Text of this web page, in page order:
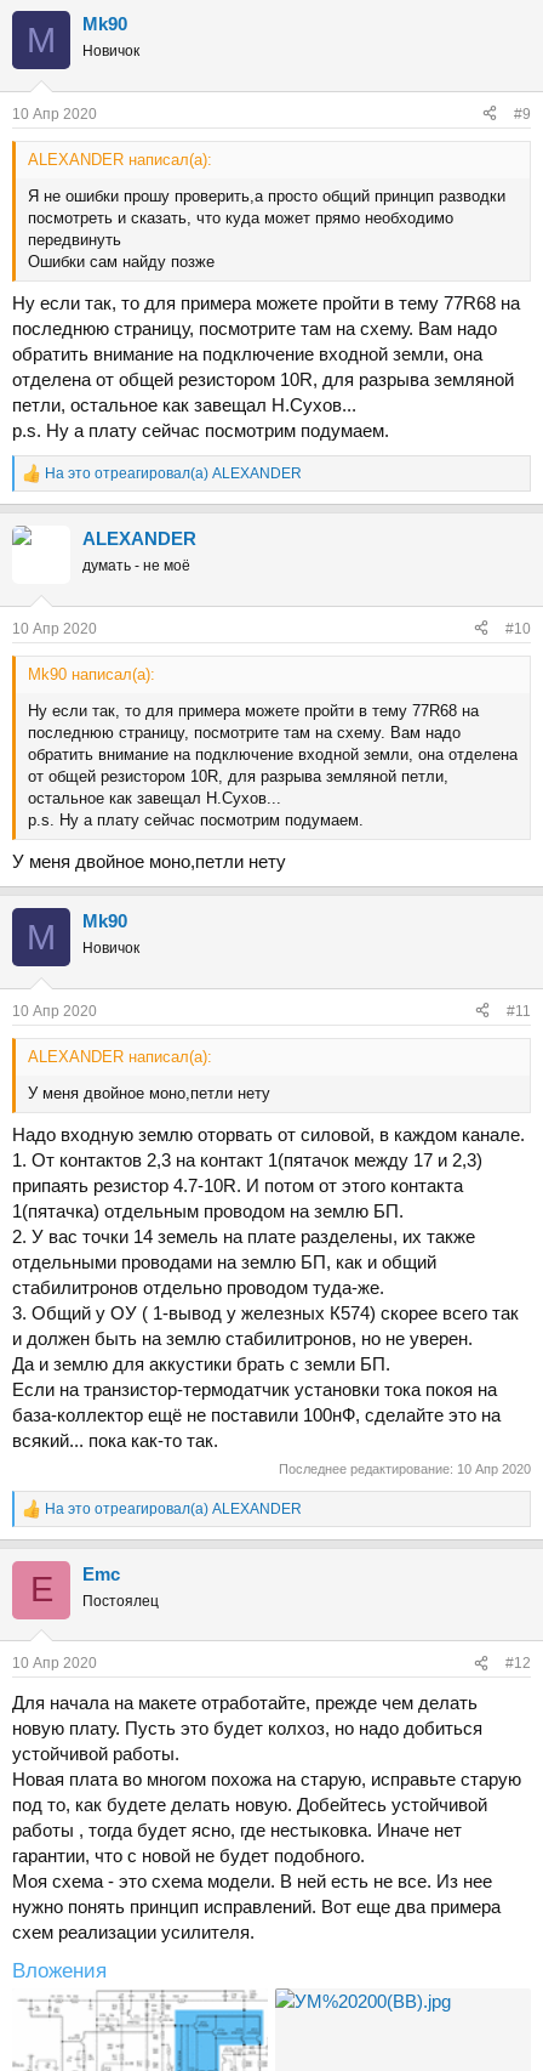
M Mk90
Новичок
10 Апр 2020 #9
ALEXANDER написал(а):
Я не ошибки прошу проверить,а просто общий принцип разводки
посмотреть и сказать, что куда может прямо необходимо
передвинуть
Ошибки сам найду позже
Ну если так, то для примера можете пройти в тему 77R68 на
последнюю страницу, посмотрите там на схему. Вам надо
обратить внимание на подключение входной земли, она
отделена от общей резистором 10R, для разрыва земляной
петли, остальное как завещал Н.Сухов...
p.s. Ну а плату сейчас посмотрим подумаем.
Р
е
к
На это отреагировал(а) ALEXANDER
ALEXANDER
думать - не моё
10 Апр 2020 #10
Mk90 написал(а):
Ну если так, то для примера можете пройти в тему 77R68 на
последнюю страницу, посмотрите там на схему. Вам надо
обратить внимание на подключение входной земли, она отделена
от общей резистором 10R, для разрыва земляной петли,
остальное как завещал Н.Сухов...
p.s. Ну а плату сейчас посмотрим подумаем.
У меня двойное моно,петли нету
M Mk90
Новичок
10 Апр 2020 #11
ALEXANDER написал(а):
У меня двойное моно,петли нету
Надо входную землю оторвать от силовой, в каждом канале.
1. От контактов 2,3 на контакт 1(пятачок между 17 и 2,3)
припаять резистор 4.7-10R. И потом от этого контакта
1(пятачка) отдельным проводом на землю БП.
2. У вас точки 14 земель на плате разделены, их также
отдельными проводами на землю БП, как и общий
стабилитронов отдельно проводом туда-же.
3. Общий у ОУ ( 1-вывод у железных К574) скорее всего так
и должен быть на землю стабилитронов, но не уверен.
Да и землю для аккустики брать с земли БП.
Если на транзистор-термодатчик установки тока покоя на
база-коллектор ещё не поставили 100нФ, сделайте это на
всякий... пока как-то так.
Последнее редактирование: 10 Апр 2020
Р
е
На это отреагировал(а) ALEXANDER
E Emc
Постоялец
10 Апр 2020 #12
Для начала на макете отработайте, прежде чем делать
новую плату. Пусть это будет колхоз, но надо добиться
устойчивой работы.
Новая плата во многом похожа на старую, исправьте старую
под то, как будете делать новую. Добейтесь устойчивой
работы , тогда будет ясно, где нестыковка. Иначе нет
гарантии, что с новой не будет подобного.
Моя схема - это схема модели. В ней есть не все. Из нее
нужно понять принцип исправлений. Вот еще два примера
схем реализации усилителя.
Вложения